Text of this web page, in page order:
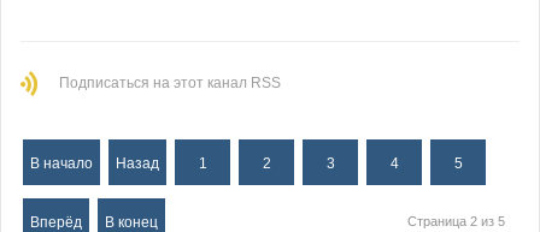
Подписаться на этот канал RSS
В начало Назад 1 2 3 4 5
Вперёд В конец Страница 2 из 5